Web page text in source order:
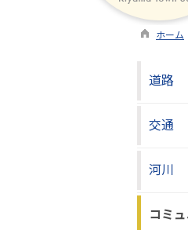
ホーム
道路
交通
河川
コミ